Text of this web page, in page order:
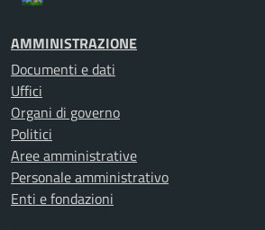
AMMINISTRAZIONE
Documenti e dati
Uffici
Organi di governo
Politici
Aree amministrative
Personale amministrativo
Enti e fondazioni